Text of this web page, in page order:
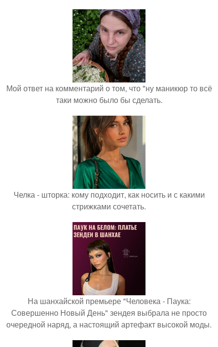
Мой ответ на комментарий о том, что "ну маникюр то всё
таки можно было бы сделать.
Челка - шторка: кому подходит, как носить и с какими
стрижками сочетать.
На шанхайской премьере "Человека - Паука:
Совершенно Новый День" зендея выбрала не просто
очередной наряд, а настоящий артефакт высокой моды.